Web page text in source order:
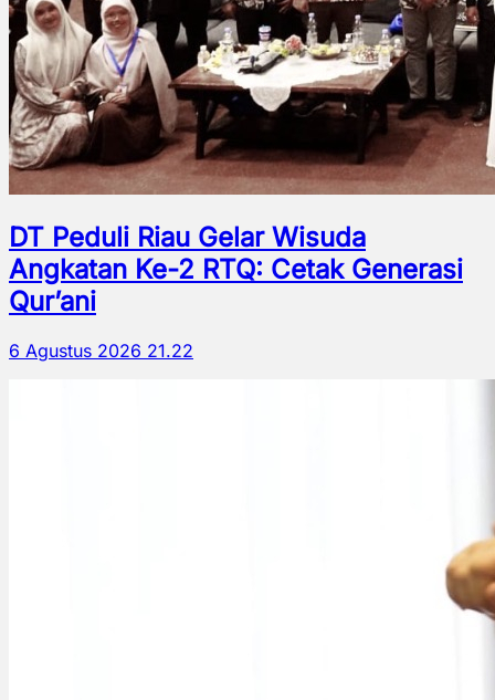
DT Peduli Riau Gelar Wisuda
Angkatan Ke-2 RTQ: Cetak Generasi
Qur’ani
6 Agustus 2026 21.22